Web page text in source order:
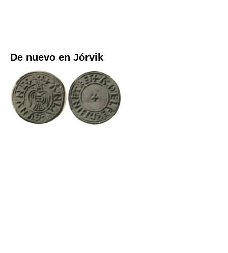
De nuevo en Jórvik